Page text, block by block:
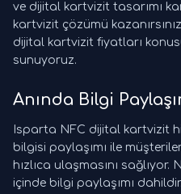
ve dijital kartvizit tasarımı
kartvizit çözümü
dijital kartvizit fiyatları
sunuyoruz.
Anında Bilgi
Isparta NFC dijital kartvizit
bilgisi paylaşımı ile
hızlıca ulaşmasını
içinde bilgi paylaşımı